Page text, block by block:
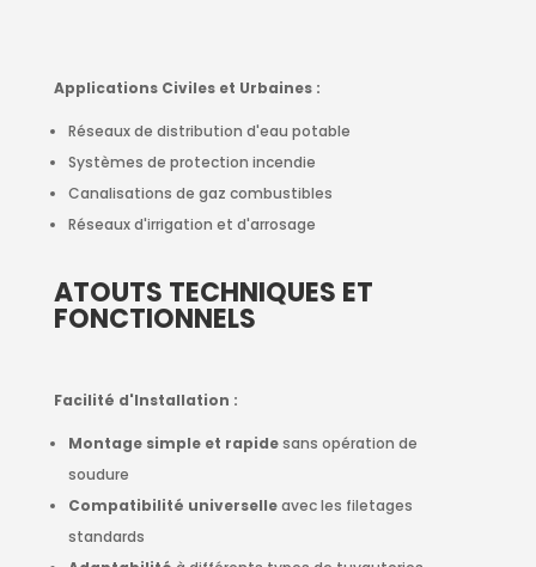
Applications Civiles et Urbaines :
Réseaux de distribution d'eau potable
Systèmes de protection incendie
Canalisations de gaz combustibles
Réseaux d'irrigation et d'arrosage
ATOUTS TECHNIQUES ET
FONCTIONNELS
Facilité d'Installation :
Montage simple et rapidesans opération de
soudure
Compatibilité universelleavec les filetages
standards